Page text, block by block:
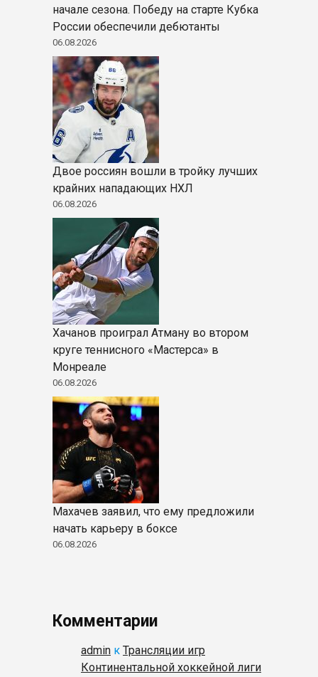
начале сезона. Победу на старте Кубка
России обеспечили дебютанты
06.08.2026
Двое россиян вошли в тройку лучших
крайних нападающих НХЛ
06.08.2026
Хачанов проиграл Атману во втором
круге теннисного «Мастерса» в
Монреале
06.08.2026
Махачев заявил, что ему предложили
начать карьеру в боксе
06.08.2026
Комментарии
admin к Трансляции игр
Континентальной хоккейной лиги